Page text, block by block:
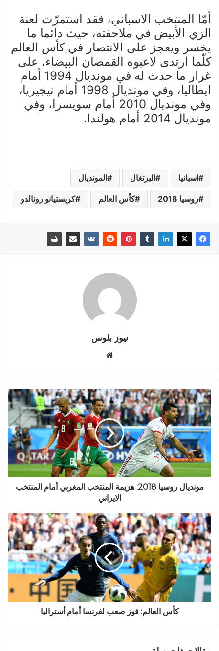
أمّا المنتخب الاسباني، فقد استمرّت لعنة
الزي الأبيض في ملاحقته، حيث دائما ما
يخسر ويعجز على الانتصار في كأس العالم
كلّما ارتدى لاعبوه القمصان البيضاء، على
غرار ما حدث له في مونديال 1994 أمام
ايطاليا، وفي مونديال 1998 أمام نيجيريا،
وفي مونديال 2010 أمام سويسرا، وفي
مونديال 2014 أمام هولندا.
اسبانيا البرتغال المونديال
روسيا 2018 كأس العالم كريستيانو رونالدو
نيوز بلوس
مونديال روسيا 2018: هزيمة المنتخب المغربي أمام المنتخب
الايراني
كأس العالم: فوز صعب لفرنسا أمام أستراليا